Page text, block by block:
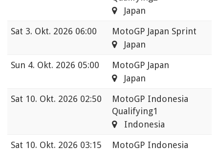
Japan
Sat 3. Okt. 2026 06:00
MotoGP Japan Sprint
Japan
Sun 4. Okt. 2026 05:00
MotoGP Japan
Japan
Sat 10. Okt. 2026 02:50
MotoGP Indonesia
Qualifying1
Indonesia
Sat 10. Okt. 2026 03:15
MotoGP Indonesia